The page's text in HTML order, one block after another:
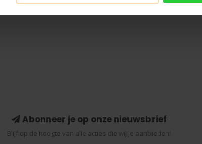
Abonneer je op onze nieuwsbrief
Blijf op de hoogte van alle acties die wij je aanbieden!